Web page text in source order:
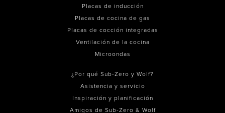
Placas de inducción
Placas de cocina de gas
Placas de cocción integradas
Ventilación de la cocina
Microondas
¿Por qué Sub-Zero y Wolf?
Asistencia y servicio
Inspiración y planificación
Amigos de Sub-Zero & Wolf